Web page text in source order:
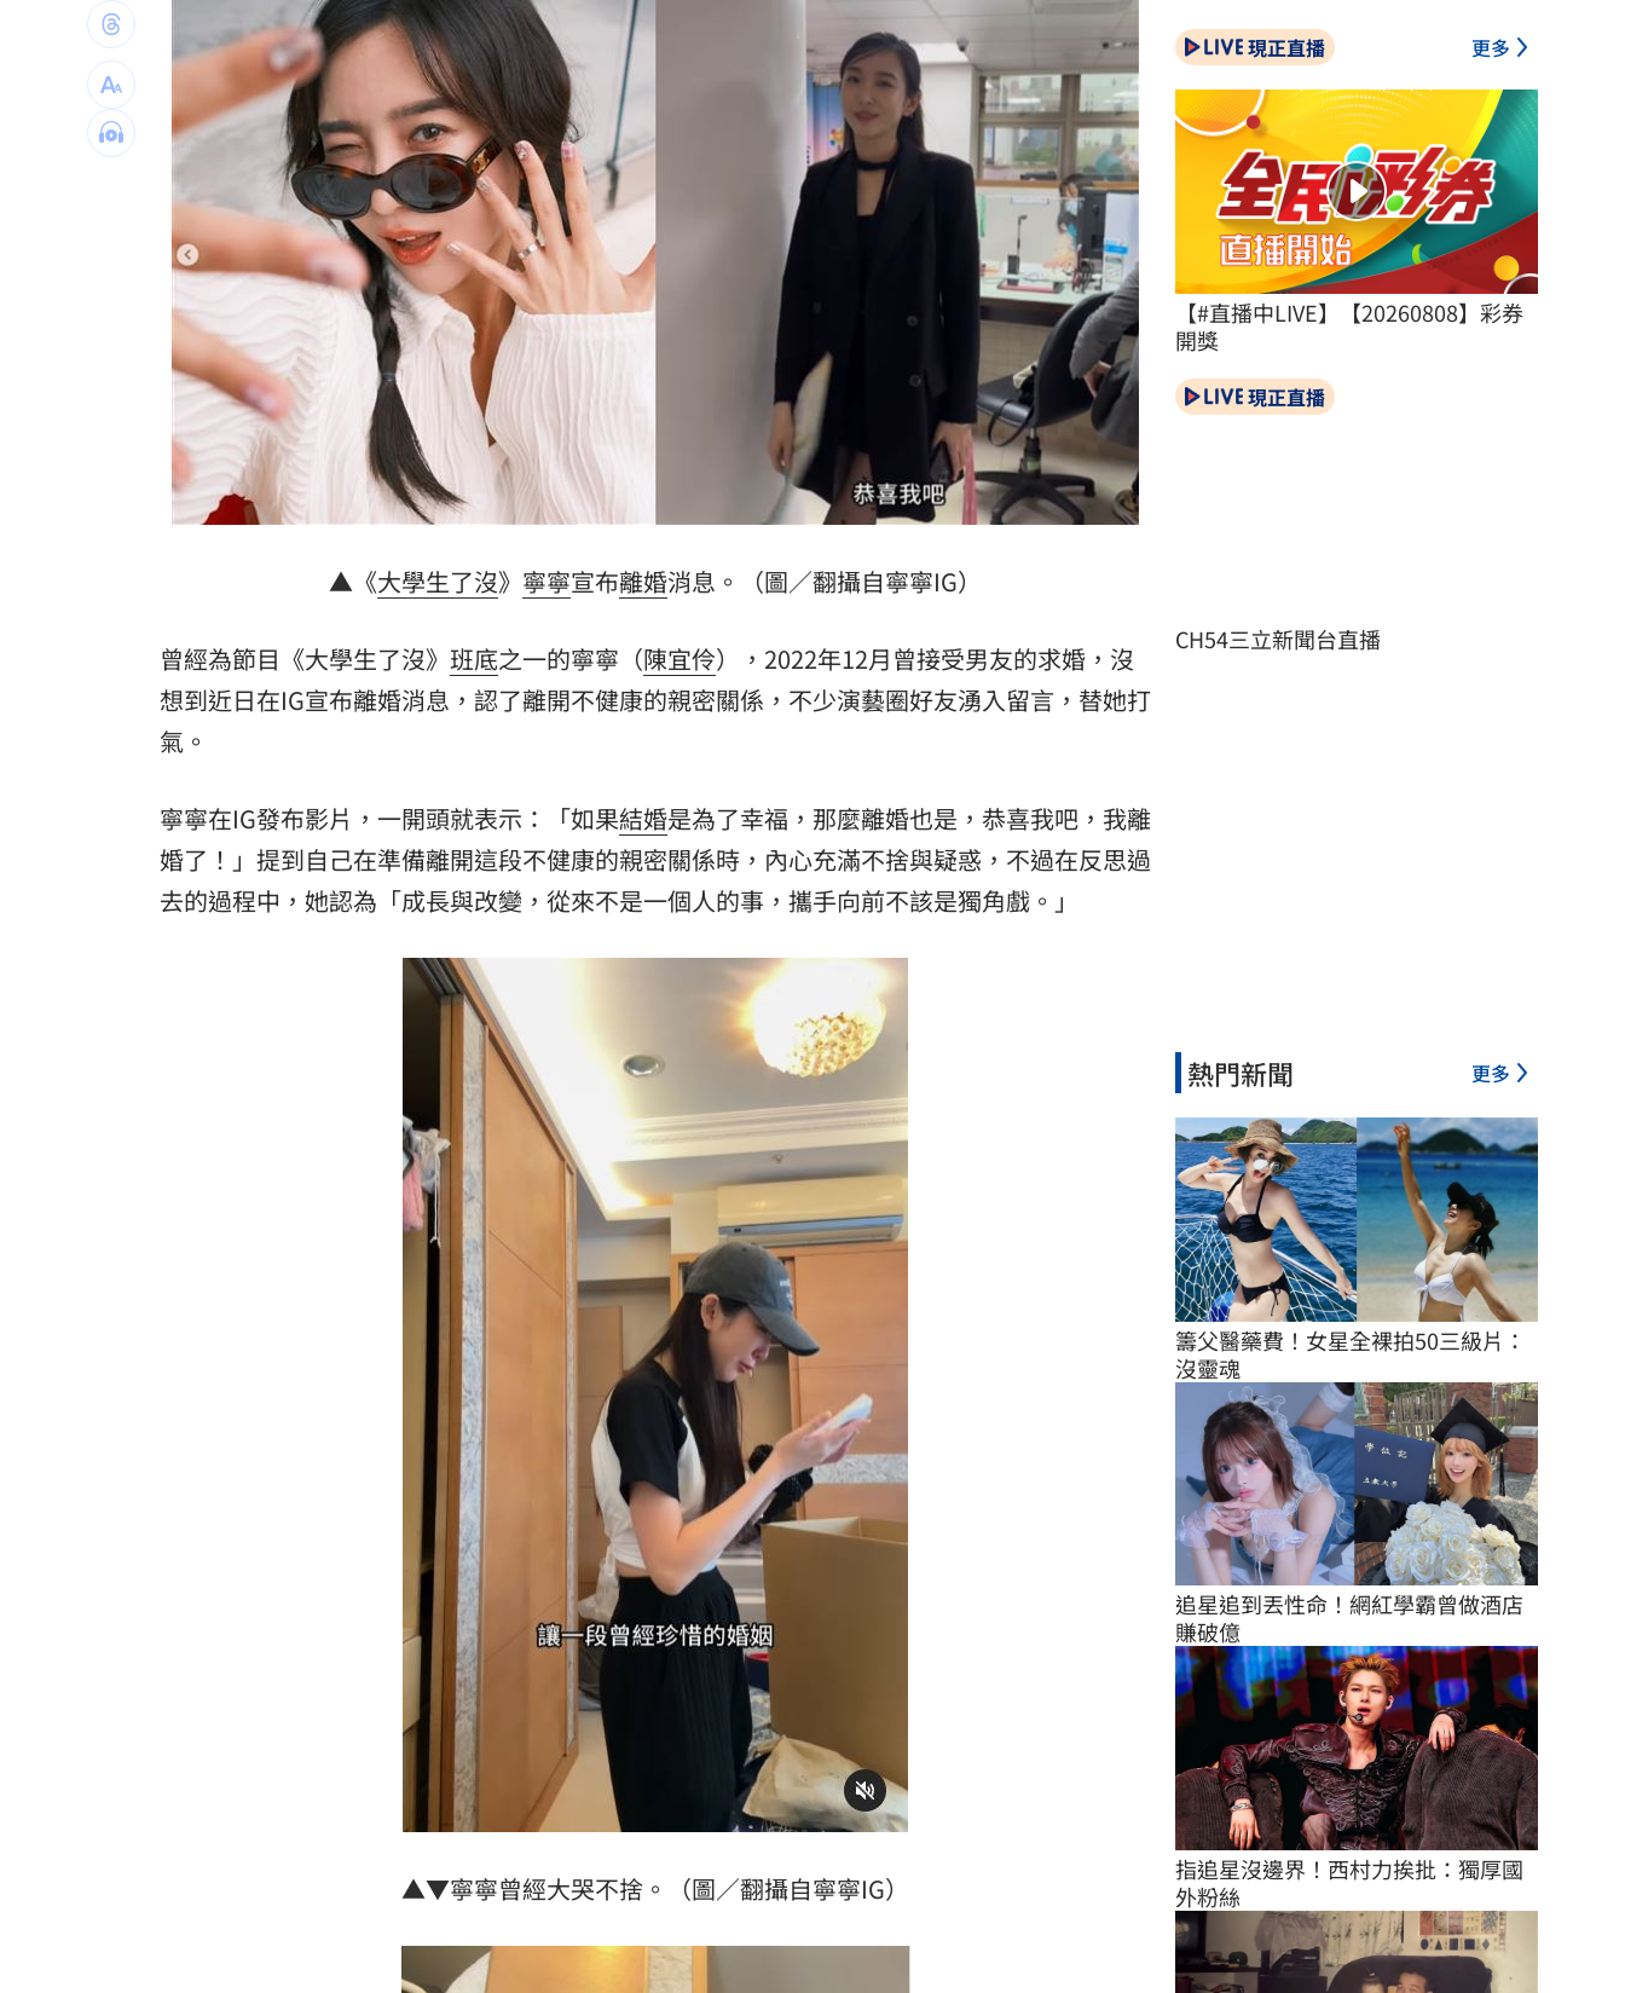
99歲婆婆「月花35萬」！66歲媳無法退休
外野僅是短暫快樂 餅總曝張皓崴終極目標 19:18
想靠正二翻本？ 達人教戰槓反ETF心法 19:12
男同事追求不成跟騷偷拍 女師控校方霸凌 19:08
演習硬上路還無照！鳳山女慘收10萬單 19:03
一軍不是來跑龍套 餅總對新人不手下留情
靠2根鐵軌橫掃AI鏈 川湖財報衝上萬金股
孫易磊登板2局2K無失分！ 飆156公里火球
台灣彩券開獎直播中 20:31
LIVE三立+24小時直播 15:27
三立iNEWS新聞台線上直播 18:00
商場戰國來臨 台中「頂奢大道」逐漸成形 12:00
「拍片人的多重宇宙」職涯論壇9/12登場！
理想混蛋號召粉絲跨海追星吃美食！ 18:15
▲《大學生了沒》 寧寧宣布離婚消息。（圖／翻攝自寧寧IG）
曾經為節目《大學生了沒》 班底之一的寧寧（陳宜伶），2022年12月曾接受男友的求婚，沒
想到近日在IG宣布離婚消息，認了離開不健康的親密關係，不少演藝圈好友湧入留言，替她打
氣。
寧寧在IG發布影片，一開頭就表示：「如果結婚是為了幸福，那麼離婚也是，恭喜我吧，我離
婚了！」提到自己在準備離開這段不健康的親密關係時，內心充滿不捨與疑惑，不過在反思過
去的過程中，她認為「成長與改變，從來不是一個人的事，攜手向前不該是獨角戲。」
▲▼寧寧曾經大哭不捨。（圖／翻攝自寧寧IG）
現正直播 更多
【#直播中LIVE】【20260808】彩券
開獎
現正直播
CH54三立新聞台直播
熱門新聞 更多
籌父醫藥費！女星全裸拍50三級片：
沒靈魂
追星追到丟性命！網紅學霸曾做酒店
賺破億
指追星沒邊界！西村力挨批：獨厚國
外粉絲